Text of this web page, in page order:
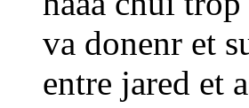
va donenr et
entre jared et